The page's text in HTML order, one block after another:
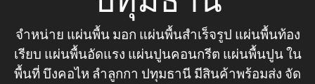
จำหน่าย แผ่นพื้น มอก แผ่นพื้นสำเร็จรูป แผ่นพื้นท้อง
เรียบ แผ่นพื้นอัดแรง แผ่นปูนคอนกรีต แผ่นพื้นปูน ใน
พื้นที่ บึงคอไห ลำลูกกา ปทุมธานี มีสินค้าพร้อมส่ง จัด